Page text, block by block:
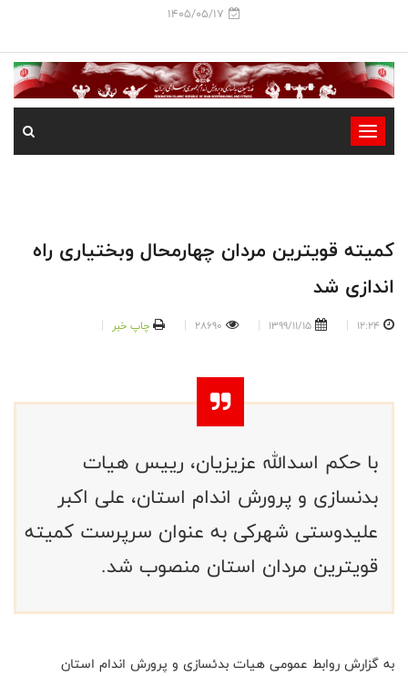
1405/05/17
-
-
-
کمیته قویترین مردان چهارمحال وبختیاری راه
اندازی شد
12:24
1399/11/15
28690 چاپ خبر
با حکم اسدالله عزیزیان، رییس هیات
بدنسازی و پرورش اندام استان، علی اکبر
علیدوستی شهرکی به عنوان سرپرست کمیته
قویترین مردان استان منصوب شد.
به گزارش روابط عمومی هیات بدئسازی و پرورش اندام استان